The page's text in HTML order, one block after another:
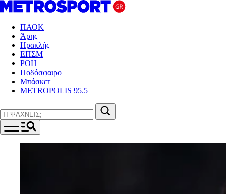
ΠΑΟΚ
Άρης
Ηρακλής
ΕΠΣΜ
ΡΟΗ
Ποδόσφαιρο
Μπάσκετ
METROPOLIS 95.5